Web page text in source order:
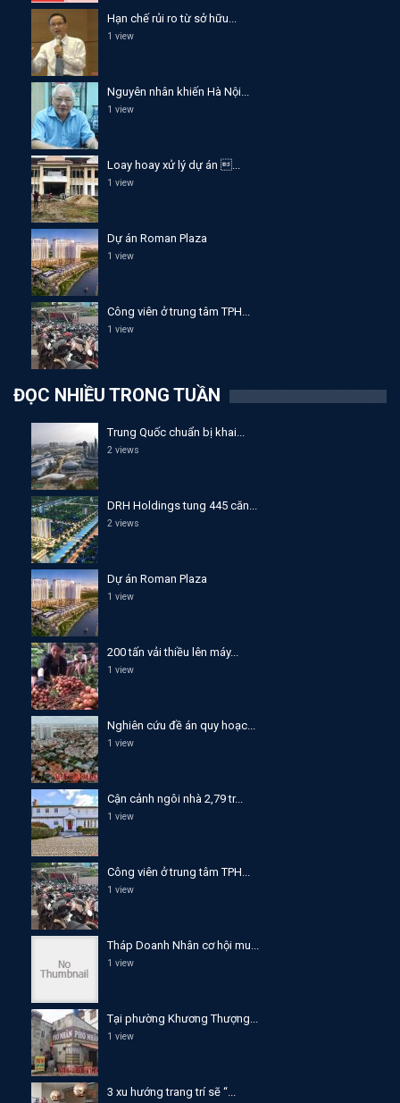
Hạn chế rủi ro từ sở hữu...
1 view
Nguyên nhân khiến Hà Nội...
1 view
Loay hoay xử lý dự án ...
1 view
Dự án Roman Plaza
1 view
Công viên ở trung tâm TPH...
1 view
ĐỌC NHIỀU TRONG TUẦN
Trung Quốc chuẩn bị khai...
2 views
DRH Holdings tung 445 căn...
2 views
Dự án Roman Plaza
1 view
200 tấn vải thiều lên máy...
1 view
Nghiên cứu đề án quy hoạc...
1 view
Cận cảnh ngôi nhà 2,79 tr...
1 view
Công viên ở trung tâm TPH...
1 view
Tháp Doanh Nhân cơ hội mu...
1 view
Tại phường Khương Thượng...
1 view
3 xu hướng trang trí sẽ “...